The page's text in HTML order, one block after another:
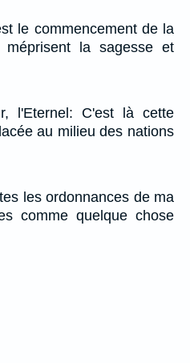
le commencement de la
méprisent la sagesse et
l'Eternel: C'est là cette
au milieu des nations
les ordonnances de ma
comme quelque chose